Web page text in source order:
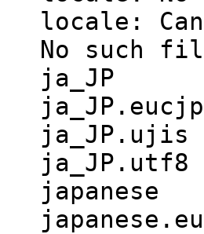
locale:
No such
ja_JP
ja_JP.eucjp
ja_JP.ujis
ja_JP.utf8
japanese